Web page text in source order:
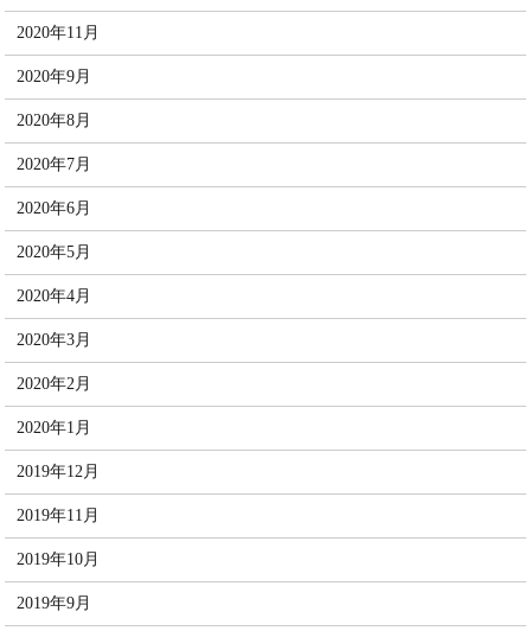
2020年11月
2020年9月
2020年8月
2020年7月
2020年6月
2020年5月
2020年4月
2020年3月
2020年2月
2020年1月
2019年12月
2019年11月
2019年10月
2019年9月